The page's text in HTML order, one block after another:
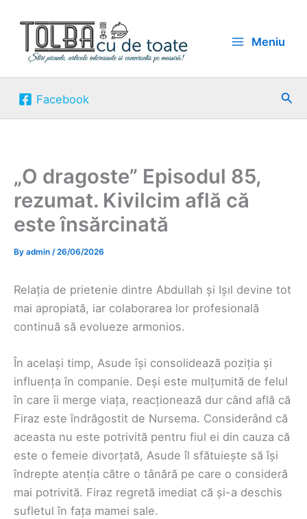
content
Meniu
Facebook
„O dragoste” Episodul 85,
rezumat. Kivilcim află că
este însărcinată
By admin /26/06/2026
Relația de prietenie dintre Abdullah și Ișıl devine tot
mai apropiată, iar colaborarea lor profesională
continuă să evolueze armonios.
În același timp, Asude își consolidează poziția și
influența în companie. Deși este mulțumită de felul
în care îi merge viața, reacționează dur când află că
Firaz este îndrăgostit de Nursema. Considerând că
aceasta nu este potrivită pentru fiul ei din cauza că
este o femeie divorțată, Asude îl sfătuiește să își
îndrepte atenția către o tânără pe care o consideră
mai potrivită. Firaz regretă imediat că și-a deschis
sufletul în fața mamei sale.